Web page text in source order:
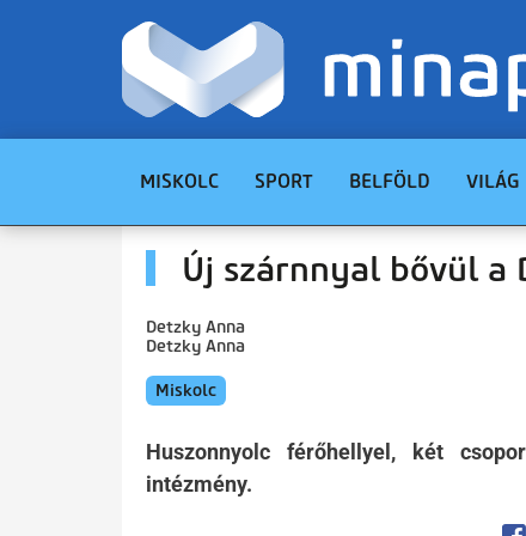
MISKOLC SPORT BELFÖLD VILÁG
Új szárnnyal bővül a
Detzky Anna
Detzky Anna
Miskolc
Huszonnyolc férőhellyel, két
intézmény.